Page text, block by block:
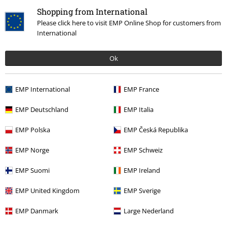
Shopping from International
Please click here to visit EMP Online Shop for customers from
International
Ok
EMP International EMP France
EMP Deutschland EMP Italia
EMP Polska EMP Česká Republika
EMP Norge EMP Schweiz
EMP Suomi EMP Ireland
EMP United Kingdom EMP Sverige
EMP Danmark Large Nederland
15%
E-Mail Newsletter
Greif einen 15%* Gutschein ab, wenn du dich
Ich bin damit einverstanden, den EMP-Newsletter zu erhalten und willige
ein, dass die E.M.P. Merchandising Handelsgesellschaft mbH meine
personenbezogenen Daten verarbeitet um mich individuell und
personenbezogenen Daten erfolgt entsprechend den Bestimmungen in
durch Anklicken des Abmeldelinks widerrufen.
Anmelden